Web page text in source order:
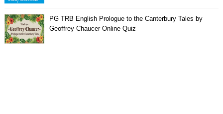
PG TRB English Prologue to the Canterbury Tales by
Geoffrey Chaucer Online Quiz